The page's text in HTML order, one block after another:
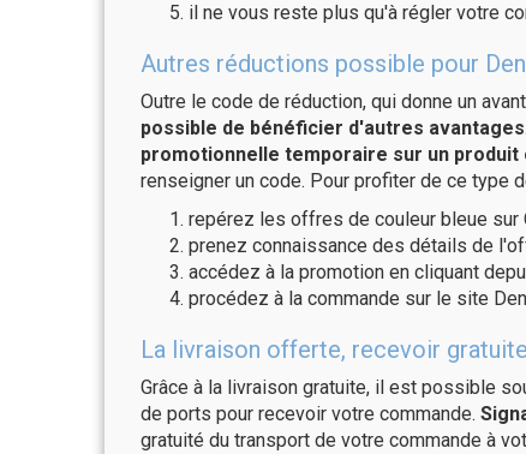
il ne vous reste plus qu'à régler votre
Autres réductions possible pour
Outre le code de réduction, qui donne un
possible de bénéficier d'autres avantages
promotionnelle temporaire sur un produit
renseigner un code. Pour profiter de ce type
repérez les offres de couleur bleue sur
prenez connaissance des détails de
accédez à la promotion en cliquant
procédez à la commande sur le site
La livraison offerte, recevoir
Grâce à la livraison gratuite, il est possible
de ports pour recevoir votre commande.
gratuité du transport de votre commande à